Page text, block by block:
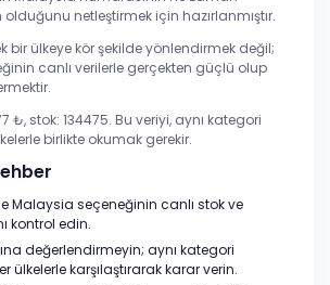
olduğunu netleştirmek için hazırlanmıştır.
bir ülkeye kör şekilde yönlendirmek değil;
canlı verilerle gerçekten güçlü olup
₺, stok: 134475. Bu veriyi, aynı kategori
birlikte okumak gerekir.
Malaysia seçeneğinin canlı stok ve
kontrol edin.
değerlendirmeyin; aynı kategori
ülkelerle karşılaştırarak karar verin.